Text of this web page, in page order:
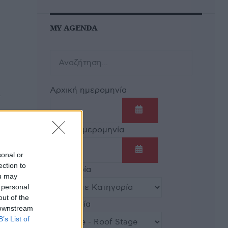
or
to
may
of the
List of
MY AGENDA
Αρχική ημερομηνία
Ανοίξτε το
Τελική ημερομηνία
Ανοίξτε το
Κατηγορία
Τοποθεσία